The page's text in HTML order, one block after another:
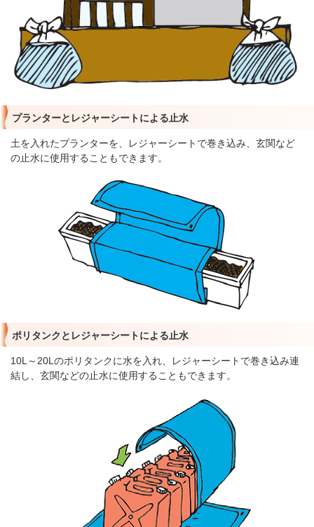
プランターとレジャーシートによる止水
土を入れたプランターを、レジャーシートで巻き込み、玄関など
の止水に使用することもできます。
ポリタンクとレジャーシートによる止水
10L～20Lのポリタンクに水を入れ、レジャーシートで巻き込み連
結し、玄関などの止水に使用することもできます。